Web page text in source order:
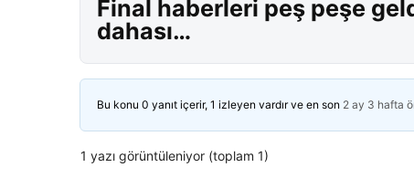
Final haberleri peş peşe
dahası…
Bu konu 0 yanıt içerir, 1 izleyen vardır ve en son 2 ay 3 hafta
1 yazı görüntüleniyor (toplam 1)